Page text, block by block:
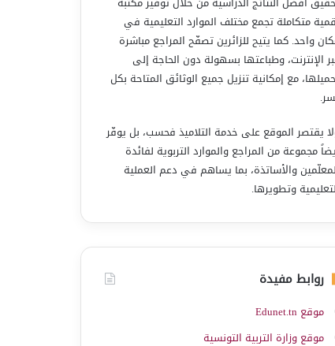
متكاملة تجمع مختلف الموارد التعليمية في
واحد. كما يتيح للزائرين تصفّح المراجع مباشرة
الإنترنت، وطباعتها بسهولة دون الحاجة إلى
مع إمكانية تنزيل جميع الوثائق المتاحة بكل
يقتصر الموقع على خدمة التلاميذ فحسب، بل يوفّر
مجموعة من المراجع والموارد التربوية لفائدة
والأساتذة، بما يساهم في دعم العملية
وتطويرها.
روابط مفيدة
موقع Edunet.tn
موقع وزارة التربية التونسية